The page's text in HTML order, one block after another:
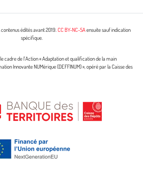
édités avant 2019.CC BY-NC-SAensuite sauf indication
spécifique.
cadre de l’Action « Adaptation et qualification de la main
Innovante NUMérique (DEFFINUM) », opéré par la Caisse des